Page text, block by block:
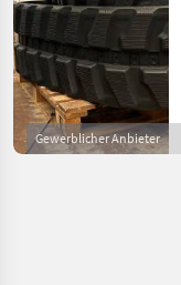
Gewerblicher Anbieter